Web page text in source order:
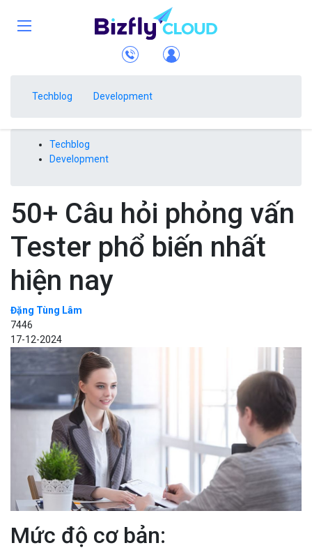
Techblog Development
Techblog
Development
50+ Câu hỏi phỏng vấn
Tester phổ biến nhất
hiện nay
Đặng Tùng Lâm
7446
17-12-2024
Mức độ cơ bản: